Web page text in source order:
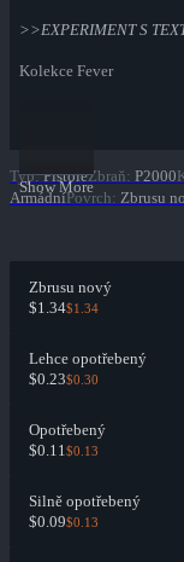
>>EXPERIMENT S
Kolekce Fever
Show More
Typ: PistoleZbraň: P2000
ArmádníPovrch: Zbrusu
Zbrusu nový
$1.34$1.34
Lehce opotřebený
$0.23$0.30
Opotřebený
$0.11$0.13
Silně opotřebený
$0.09$0.13